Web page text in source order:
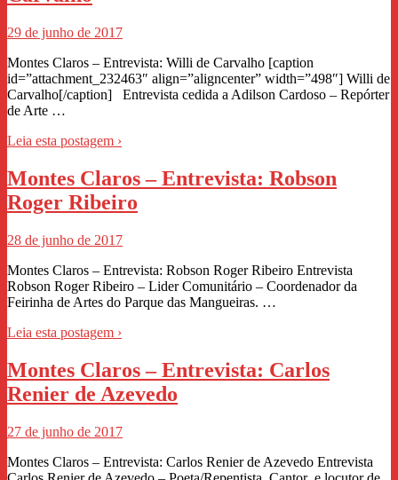
29 de junho de 2017
Montes Claros – Entrevista: Willi de Carvalho [caption
id=”attachment_232463″ align=”aligncenter” width=”498″] Willi de
Carvalho[/caption] Entrevista cedida a Adilson Cardoso – Repórter
de Arte …
Leia esta postagem ›
Montes Claros – Entrevista: Robson
Roger Ribeiro
28 de junho de 2017
Montes Claros – Entrevista: Robson Roger Ribeiro Entrevista
Robson Roger Ribeiro – Lider Comunitário – Coordenador da
Feirinha de Artes do Parque das Mangueiras. …
Leia esta postagem ›
Montes Claros – Entrevista: Carlos
Renier de Azevedo
27 de junho de 2017
Montes Claros – Entrevista: Carlos Renier de Azevedo Entrevista